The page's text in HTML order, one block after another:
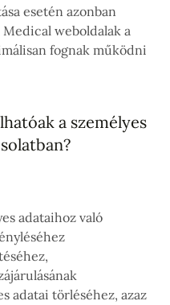
esetén azonban
weboldalak a
fognak működni
a személyes
adataihoz való
adatai törléséhez, azaz